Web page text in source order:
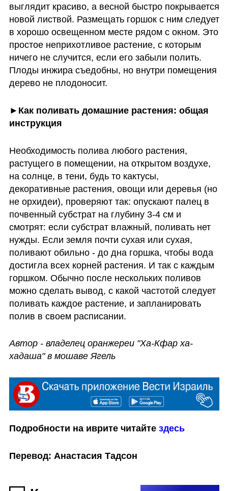
выглядит красиво, а весной быстро покрывается
новой листвой. Размещать горшок с ним следует
в хорошо освещенном месте рядом с окном. Это
простое неприхотливое растение, с которым
ничего не случится, если его забыли полить.
Плоды инжира съедобны, но внутри помещения
дерево не плодоносит.
►Как поливать домашние растения: общая
инструкция
Необходимость полива любого растения,
растущего в помещении, на открытом воздухе,
на солнце, в тени, будь то кактусы,
декоративные растения, овощи или деревья (но
не орхидеи), проверяют так: опускают палец в
почвенный субстрат на глубину 3-4 см и
смотрят: если субстрат влажный, поливать нет
нужды. Если земля почти сухая или сухая,
поливают обильно - до дна горшка, чтобы вода
достигла всех корней растения. И так с каждым
горшком. Обычно после нескольких поливов
можно сделать вывод, с какой частотой следует
поливать каждое растение, и запланировать
полив в своем расписании.
Автор - владелец оранжереи "Ха-Кфар ха-
хадаша" в мошаве Ягель
Подробности на иврите читайте здесь
Перевод: Анастасия Тадсон